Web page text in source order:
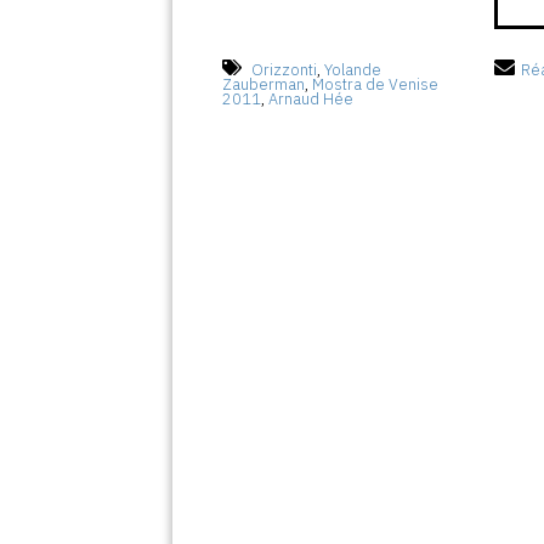
Orizzonti,Yolande
Zauberman, Mostra de Venise
2011,Arnaud Hée